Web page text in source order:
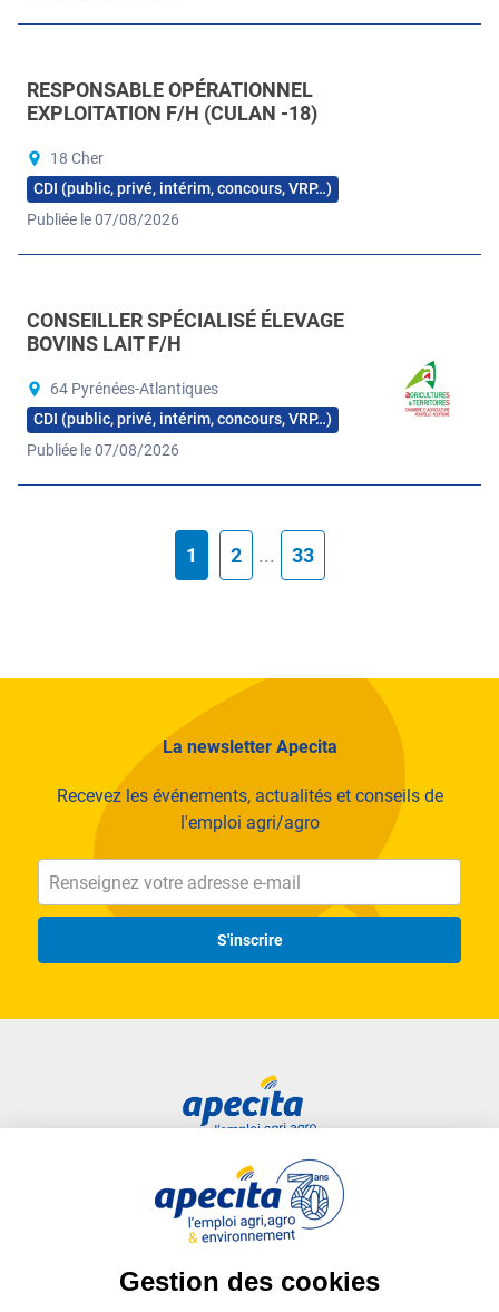
RESPONSABLE OPÉRATIONNEL
EXPLOITATION F/H (CULAN -18)
18 Cher
CDI (public, privé, intérim, concours, VRP…)
Publiée le 07/08/2026
CONSEILLER SPÉCIALISÉ ÉLEVAGE
BOVINS LAIT F/H
64 Pyrénées-Atlantiques
CDI (public, privé, intérim, concours, VRP…)
Publiée le 07/08/2026
1 2 ... 33
La newsletter Apecita
Recevez les événements, actualités et conseils de
l'emploi agri/agro
S'inscrire
Liens utiles
Plan du site